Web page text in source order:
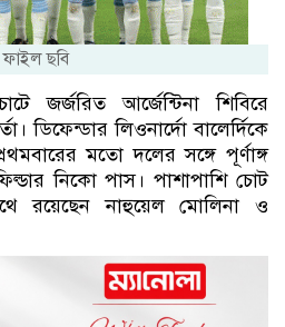
ফাইল ছবি
জর্জরিত আর্জেন্টিনা শিবিরে
ডিফেন্ডার লিওনার্দো বালের্দিকে
মতো দলের সঙ্গে পূর্ণাঙ্গ
নিকো পাস। পাশাপাশি চোট
রয়েছেন নাহুয়েল মোলিনা ও